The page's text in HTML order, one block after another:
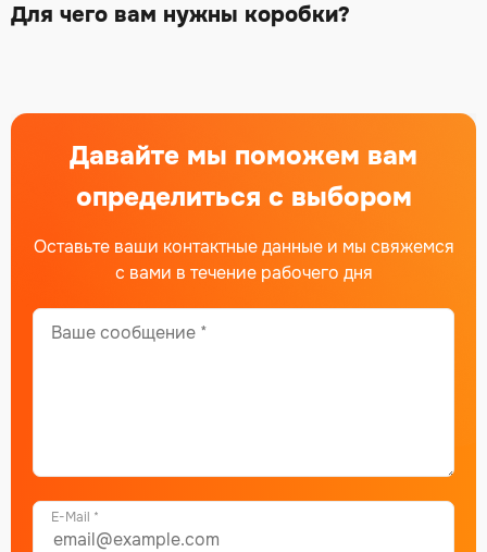
Для чего вам нужны коробки?
Давайте мы поможем вам
определиться с выбором
Оставьте ваши контактные данные и мы свяжемся
с вами в течение рабочего дня
E-Mail *